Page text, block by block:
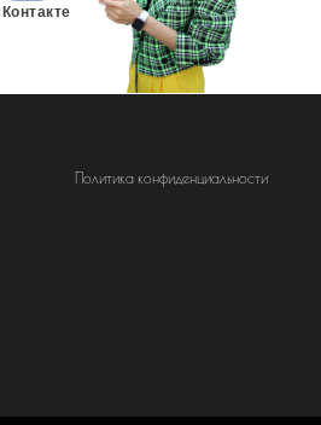
Политика конфиденциальности